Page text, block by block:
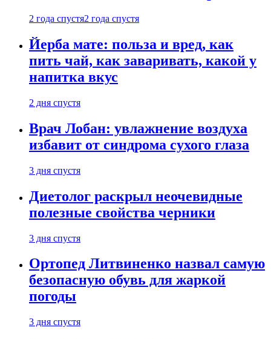
2 года спустя2 года спустя
Йерба мате: польза и вред, как
пить чай, как заваривать, какой у
напитка вкус
2 дня спустя
Врач Лобан: увлажнение воздуха
избавит от синдрома сухого глаза
3 дня спустя
Диетолог раскрыл неочевидные
полезные свойства черники
3 дня спустя
Ортопед Литвиненко назвал самую
безопасную обувь для жаркой
погоды
3 дня спустя